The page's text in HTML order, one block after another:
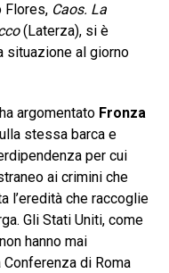
Flores, Caos. La
(Laterza), si è
situazione al giorno
argomentato Fronza
stessa barca e
per cui
ai crimini che
l’eredità che raccoglie
Gli Stati Uniti, come
hanno mai
di Roma